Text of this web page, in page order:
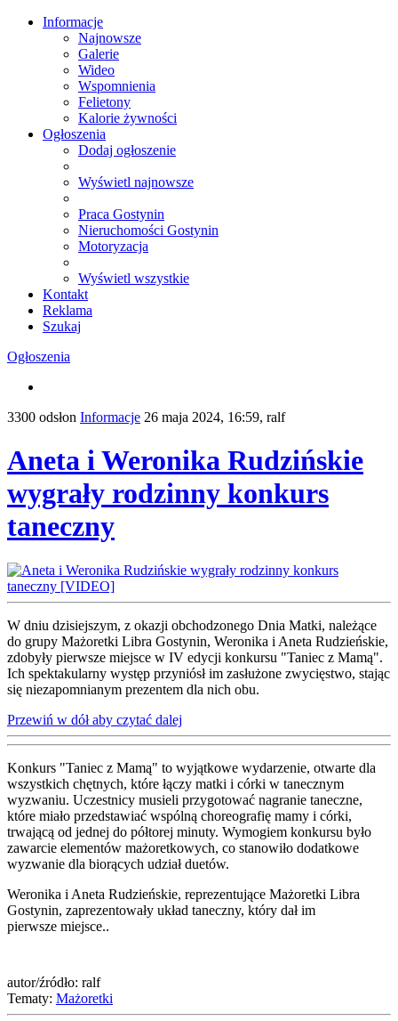
Informacje
Najnowsze
Galerie
Wideo
Wspomnienia
Felietony
Kalorie żywności
Ogłoszenia
Dodaj ogłoszenie
Wyświetl najnowsze
Praca Gostynin
Nieruchomości Gostynin
Motoryzacja
Wyświetl wszystkie
Kontakt
Reklama
Szukaj
Ogłoszenia
3300 odsłon Informacje 26 maja 2024, 16:59, ralf
Aneta i Weronika Rudzińskie
wygrały rodzinny konkurs
taneczny
W dniu dzisiejszym, z okazji obchodzonego Dnia Matki, należące
do grupy Mażoretki Libra Gostynin, Weronika i Aneta Rudzieńskie,
zdobyły pierwsze miejsce w IV edycji konkursu "Taniec z Mamą".
Ich spektakularny występ przyniósł im zasłużone zwycięstwo, stając
się niezapomnianym prezentem dla nich obu.
Przewiń w dół aby czytać dalej
Konkurs "Taniec z Mamą" to wyjątkowe wydarzenie, otwarte dla
wszystkich chętnych, które łączy matki i córki w tanecznym
wyzwaniu. Uczestnicy musieli przygotować nagranie taneczne,
które miało przedstawiać wspólną choreografię mamy i córki,
trwającą od jednej do półtorej minuty. Wymogiem konkursu było
zawarcie elementów mażoretkowych, co stanowiło dodatkowe
wyzwanie dla biorących udział duetów.
Weronika i Aneta Rudzieńskie, reprezentujące Mażoretki Libra
Gostynin, zaprezentowały układ taneczny, który dał im
pierwsze miejsce..
autor/źródło: ralf
Tematy: Mażoretki